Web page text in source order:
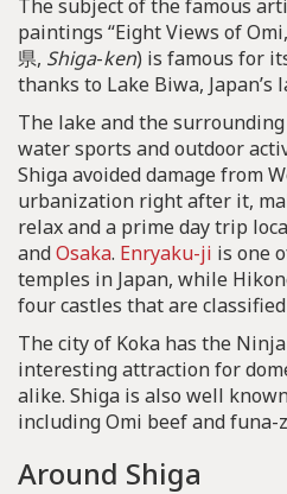
The subject of the famous
paintings “Eight Views of
県, Shiga-ken) is famous for
thanks to Lake Biwa, Japan’s
The lake and the
water sports and outdoor
Shiga avoided damage from
urbanization right after it,
relax and a prime day trip
andOsaka. Enryaku-ji is one
temples in Japan, while
four castles that are
The city of Koka has the
interesting attraction for
alike. Shiga is also well
including Omi beef and funa-
Around Shiga